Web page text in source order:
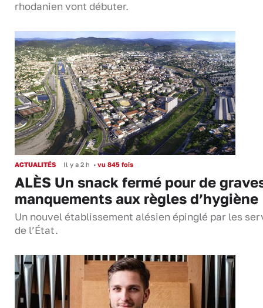
rhodanien vont débuter.
ACTUALITÉS Il y a 2 h • vu 845 fois
ALÈS Un snack fermé pour de
manquements aux règles d’hygiène
Un nouvel établissement alésien épinglé par les
de l’État.